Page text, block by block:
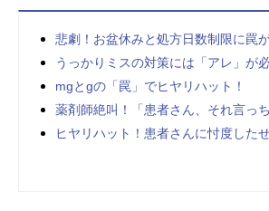
悲劇！お盆休みと処方日数制限に罠
うっかりミスの対策には「アレ」が
mgとgの「罠」でヒヤリハット！
薬剤師絶叫！「患者さん、それ言っち
ヒヤリハット！患者さんに忖度した